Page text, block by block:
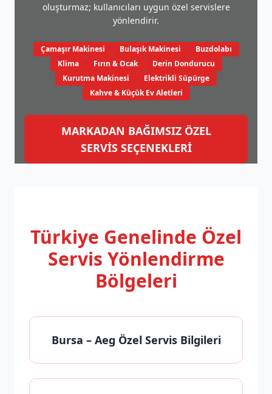
oluşturmaz; kullanıcıları uygun özel servislere
yönlendirir.
Çamaşır Makinesi Bulaşık Makinesi
Buzdolabı
Klima
Fırın & Ocak
Derin Dondurucu
Kurutma Makinesi
Elektrikli Süpürge
Kahve & Küçük Ev Aletleri
MARKADAN BAĞIMSIZ ÖZEL
SERVİS SEÇENEKLERİ
Türkiye Genelinde Özel
Servis Yönlendirme
Bölgeleri
Bursa – Aeg Özel Servis Bilgileri